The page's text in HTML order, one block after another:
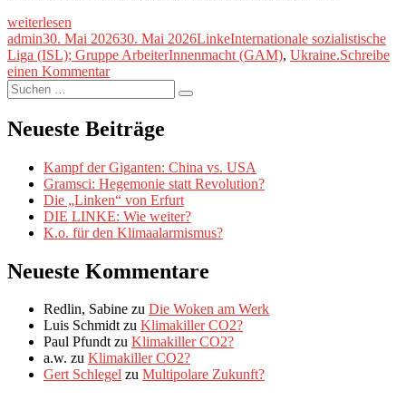
„Die
ISL
und
der
Krieg
in
der
Ukraine“
weiterlesen
Autor
adminVeröffentlicht
am
30. Mai 202630. Mai 2026Kategorien
LinkeSchlagwörter
Internationale sozialistische
Liga (ISL); Gruppe ArbeiterInnenmacht (GAM), Ukraine.Schreibe
einen Kommentarzu
ISL
und
der
in
der
Ukraine
Suche
nach:
Suchen
Neueste Beiträge
Kampf der Giganten: China vs. USA
Gramsci: Hegemonie statt Revolution?
Die „Linken“ von Erfurt
DIE LINKE: Wie weiter?
K.o. für den Klimaalarmismus?
Neueste Kommentare
Redlin, Sabine zu Die Woken am Werk
Luis Schmidtzu Klimakiller CO2?
Paul Pfundtzu Klimakiller CO2?
a.w. zu Klimakiller CO2?
Gert Schlegel zu Multipolare Zukunft?